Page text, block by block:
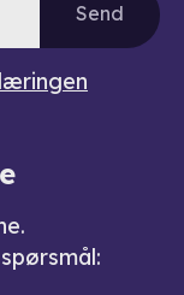
Send